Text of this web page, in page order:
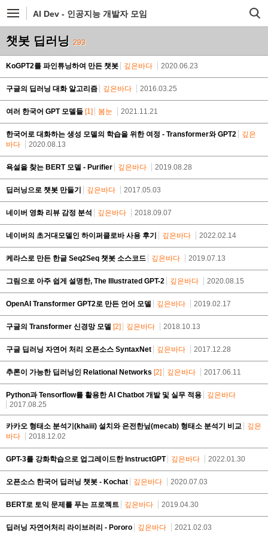
AI Dev - 인공지능 개발자 모임
챗봇 딥러닝 293
KoGPT2를 파인튜닝하여 만든 챗봇 깊은바다 2020.06.23
구글의 딥러닝 대화 알고리즘 깊은바다 2016.03.25
여러 한국어 GPT 모델들 [1] 봄눈 2021.11.21
한국어로 대화하는 생성 모델의 학습을 위한 여정 - Transformer와 GPT2
깊은
바다
2020.08.13
욕설을 찾는 BERT 모델 - Purifier 깊은바다 2019.08.28
딥러닝으로 챗봇 만들기 깊은바다 2017.05.03
네이버 영화 리뷰 감정 분석 깊은바다 2018.09.07
네이버의 초거대모델인 하이퍼클로바 사용 후기 깊은바다 2022.02.14
케라스로 만든 한글 Seq2Seq 챗봇 소스코드 깊은바다 2019.07.13
그림으로 아주 쉽게 설명한, The Illustrated GPT-2 깊은바다 2020.08.15
OpenAI Transformer GPT2로 만든 언어 모델 깊은바다 2019.02.17
구글의 Transformer 신경망 모델 [2] 깊은바다 2018.10.13
구글 딥러닝 자연어 처리 오픈소스 SyntaxNet 깊은바다 2017.12.28
추론이 가능한 딥러닝인 Relational Networks [2] 깊은바다 2017.06.11
Python과 Tensorflow를 활용한 AI Chatbot 개발 및 실무 적용
깊은바다
2017.08.25
카카오 형태소 분석기(khaiii) 설치와 은전한닢(mecab) 형태소 분석기 비교
깊은
바다
2018.12.02
GPT-3를 강화학습으로 업그레이드한 InstructGPT 깊은바다 2022.01.30
오픈소스 한국어 딥러닝 챗봇 - Kochat 깊은바다 2020.07.03
BERT로 토익 문제를 푸는 프로젝트 깊은바다 2019.04.30
딥러닝 자연어처리 라이브러리 - Pororo 깊은바다 2021.02.03